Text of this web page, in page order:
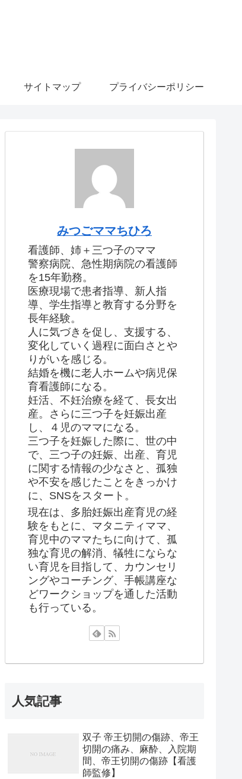
サイトマップ プライバシーポリシー
みつごママちひろ
看護師、姉＋三つ子のママ
警察病院、急性期病院の看護師
を15年勤務。
医療現場で患者指導、新人指
導、学生指導と教育する分野を
長年経験。
人に気づきを促し、支援する、
変化していく過程に面白さとや
りがいを感じる。
結婚を機に老人ホームや病児保
育看護師になる。
妊活、不妊治療を経て、長女出
産。さらに三つ子を妊娠出産
し、４児のママになる。
三つ子を妊娠した際に、世の中
で、三つ子の妊娠、出産、育児
に関する情報の少なさと、孤独
や不安を感じたことをきっかけ
に、SNSをスタート。
現在は、多胎妊娠出産育児の経
験をもとに、マタニティママ、
育児中のママたちに向けて、孤
独な育児の解消、犠牲にならな
い育児を目指して、カウンセリ
ングやコーチング、手帳講座な
どワークショップを通した活動
も行っている。
人気記事
双子 帝王切開の傷跡、帝王
切開の痛み、麻酔、入院期
間、帝王切開の傷跡【看護
師監修】